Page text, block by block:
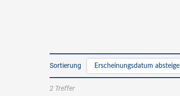
Sortierung Erscheinungsdatum
2 Treffer